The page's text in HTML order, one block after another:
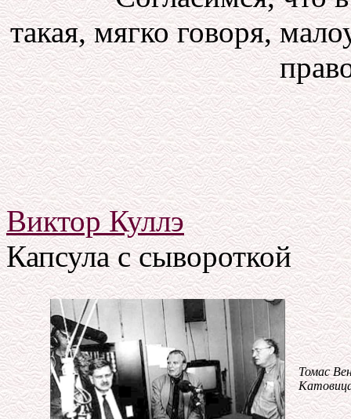
такая, мягко говоря,
Виктор Куллэ
Капсула с сывороткой
Томас